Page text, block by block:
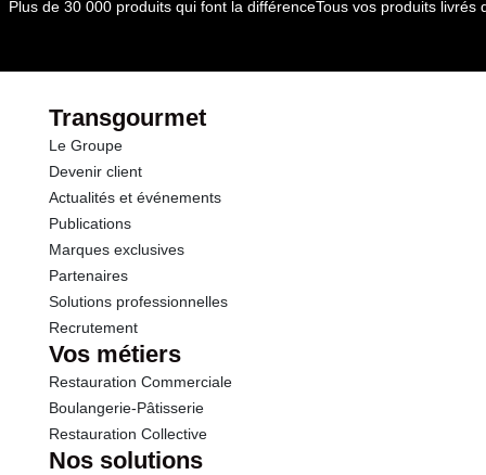
Protéines
Sel
par le(s) fournisseur(s) de Transgourmet
Plus de 30 000 produits qui font la différenceTous vos produits livrés
Transgourmet
Le Groupe
Devenir client
Actualités et événements
Publications
Marques exclusives
Partenaires
Solutions professionnelles
Recrutement
Vos métiers
Restauration Commerciale
Boulangerie-Pâtisserie
Restauration Collective
Nos solutions